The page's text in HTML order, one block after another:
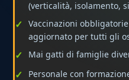
(verticalità, isolamento,
Vaccinazioni
aggiornato per tutti gli
Mai gatti di famiglie
Personale con